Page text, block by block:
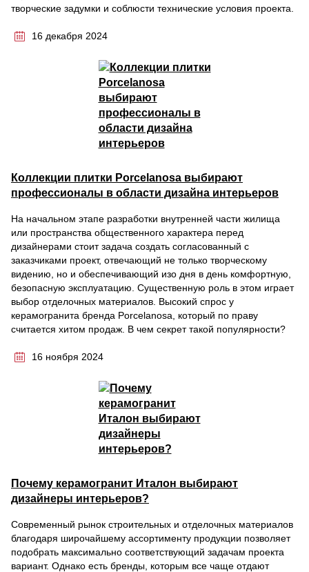
творческие задумки и соблюсти технические условия проекта.
16 декабря 2024
Коллекции плитки Porcelanosa выбирают
профессионалы в области дизайна интерьеров
На начальном этапе разработки внутренней части жилища
или пространства общественного характера перед
дизайнерами стоит задача создать согласованный с
заказчиками проект, отвечающий не только творческому
видению, но и обеспечивающий изо дня в день комфортную,
безопасную эксплуатацию. Существенную роль в этом играет
выбор отделочных материалов. Высокий спрос у
керамогранита бренда Porcelanosa, который по праву
считается хитом продаж. В чем секрет такой популярности?
16 ноября 2024
Почему керамогранит Италон выбирают
дизайнеры интерьеров?
Современный рынок строительных и отделочных материалов
благодаря широчайшему ассортименту продукции позволяет
подобрать максимально соответствующий задачам проекта
вариант. Однако есть бренды, которым все чаще отдают